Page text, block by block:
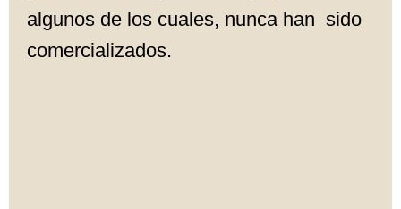
algunos de los cuales, nunca han sido
comercializados.